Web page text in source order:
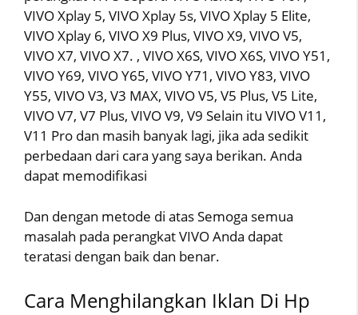
VIVO Xplay 5, VIVO Xplay 5s, VIVO Xplay 5 Elite,
VIVO Xplay 6, VIVO X9 Plus, VIVO X9, VIVO V5,
VIVO X7, VIVO X7. , VIVO X6S, VIVO X6S, VIVO Y51,
VIVO Y69, VIVO Y65, VIVO Y71, VIVO Y83, VIVO
Y55, VIVO V3, V3 MAX, VIVO V5, V5 Plus, V5 Lite,
VIVO V7, V7 Plus, VIVO V9, V9 Selain itu VIVO V11,
V11 Pro dan masih banyak lagi, jika ada sedikit
perbedaan dari cara yang saya berikan. Anda
dapat memodifikasi
Dan dengan metode di atas Semoga semua
masalah pada perangkat VIVO Anda dapat
teratasi dengan baik dan benar.
Cara Menghilangkan Iklan Di Hp